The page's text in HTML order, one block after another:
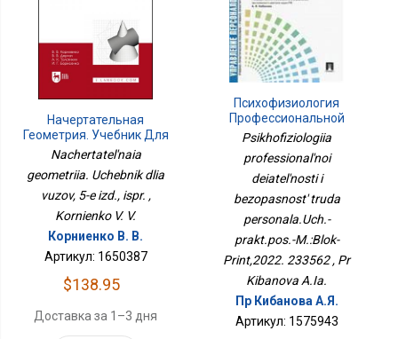
Начертательная
Геометрия. Учебник Для
Вузов, 5-Е Изд., Испр.
Nachertatel'naia
geometriia. Uchebnik dlia
vuzov, 5-e izd., ispr. ,
Kornienko V. V.
Корниенко В. В.
Артикул: 1650387
$138.95
Доставка за 1–3 дня
Психофизиология
Профессиональной
Деятельности И
Безопасность Труда
Персонала.Уч.-
Практ.пос.-М.:Блок-
Принт,2022. 233562
Psikhofiziologiia
professional'noi
deiatel'nosti i
bezopasnost' truda
personala.Uch.-
prakt.pos.-M.:Blok-
Print,2022. 233562 , Pr
Kibanova A.Ia.
Пр Кибанова А.Я.
Артикул: 1575943